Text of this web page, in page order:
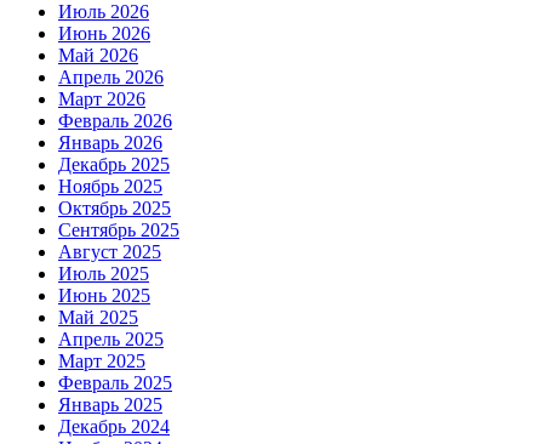
Июль 2026
Июнь 2026
Май 2026
Апрель 2026
Март 2026
Февраль 2026
Январь 2026
Декабрь 2025
Ноябрь 2025
Октябрь 2025
Сентябрь 2025
Август 2025
Июль 2025
Июнь 2025
Май 2025
Апрель 2025
Март 2025
Февраль 2025
Январь 2025
Декабрь 2024